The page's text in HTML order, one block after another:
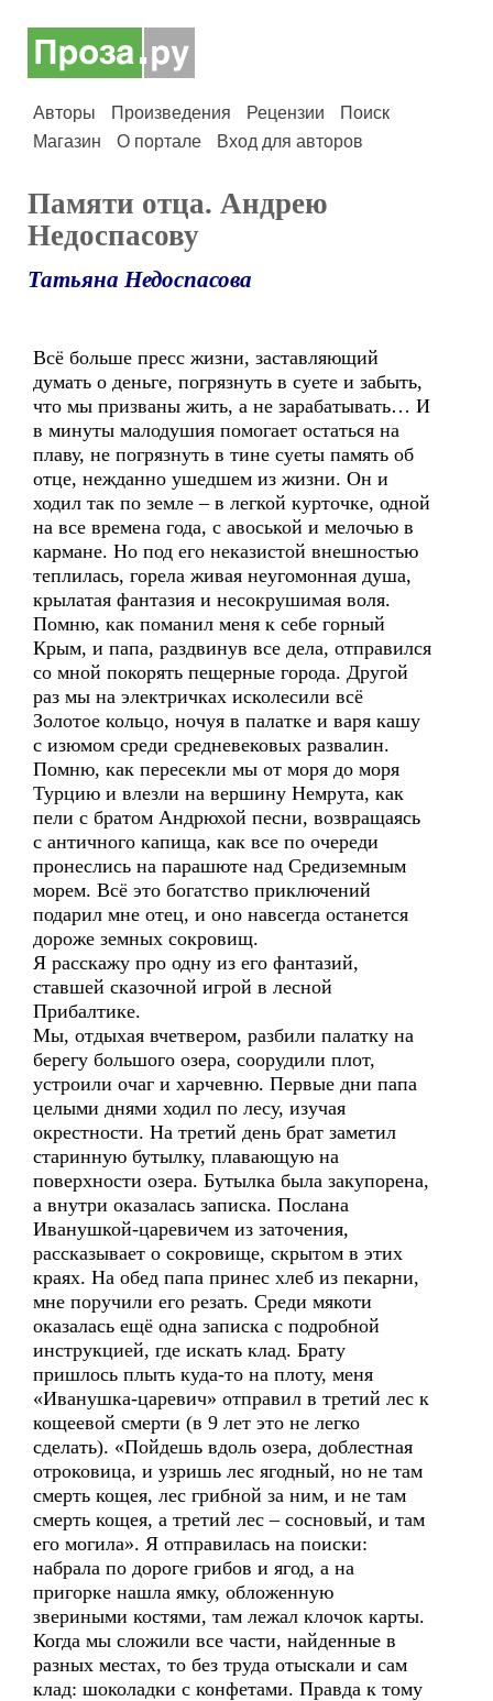
Авторы Произведения Рецензии
Поиск
Магазин
О портале Вход для авторов
Памяти отца. Андрею
Недоспасову
Татьяна Недоспасова
Всё больше пресс жизни, заставляющий
думать о деньге, погрязнуть в суете и забыть,
что мы призваны жить, а не зарабатывать… И
в минуты малодушия помогает остаться на
плаву, не погрязнуть в тине суеты память об
отце, нежданно ушедшем из жизни. Он и
ходил так по земле – в легкой курточке, одной
на все времена года, с авоськой и мелочью в
кармане. Но под его неказистой внешностью
теплилась, горела живая неугомонная душа,
крылатая фантазия и несокрушимая воля.
Помню, как поманил меня к себе горный
Крым, и папа, раздвинув все дела, отправился
со мной покорять пещерные города. Другой
раз мы на электричках исколесили всё
Золотое кольцо, ночуя в палатке и варя кашу
с изюмом среди средневековых развалин.
Помню, как пересекли мы от моря до моря
Турцию и влезли на вершину Немрута, как
пели с братом Андрюхой песни, возвращаясь
с античного капища, как все по очереди
пронеслись на парашюте над Средиземным
морем. Всё это богатство приключений
подарил мне отец, и оно навсегда останется
дороже земных сокровищ.
Я расскажу про одну из его фантазий,
ставшей сказочной игрой в лесной
Прибалтике.
Мы, отдыхая вчетвером, разбили палатку на
берегу большого озера, соорудили плот,
устроили очаг и харчевню. Первые дни папа
целыми днями ходил по лесу, изучая
окрестности. На третий день брат заметил
старинную бутылку, плавающую на
поверхности озера. Бутылка была закупорена,
а внутри оказалась записка. Послана
Иванушкой-царевичем из заточения,
рассказывает о сокровище, скрытом в этих
краях. На обед папа принес хлеб из пекарни,
мне поручили его резать. Среди мякоти
оказалась ещё одна записка с подробной
инструкцией, где искать клад. Брату
пришлось плыть куда-то на плоту, меня
«Иванушка-царевич» отправил в третий лес к
кощеевой смерти (в 9 лет это не легко
сделать). «Пойдешь вдоль озера, доблестная
отроковица, и узришь лес ягодный, но не там
смерть кощея, лес грибной за ним, и не там
смерть кощея, а третий лес – сосновый, и там
его могила». Я отправилась на поиски:
набрала по дороге грибов и ягод, а на
пригорке нашла ямку, обложенную
звериными костями, там лежал клочок карты.
Когда мы сложили все части, найденные в
разных местах, то без труда отыскали и сам
клад: шоколадки с конфетами. Правда к тому